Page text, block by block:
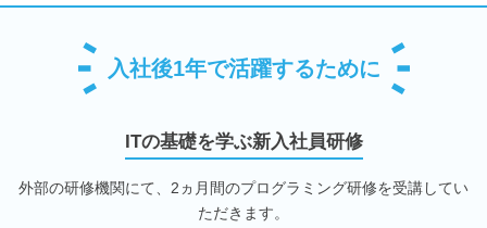
入社後1年で活躍するために
ITの基礎を学ぶ新入社員研修
外部の研修機関にて、2ヵ月間のプログラミング研修を受講してい
ただきます。